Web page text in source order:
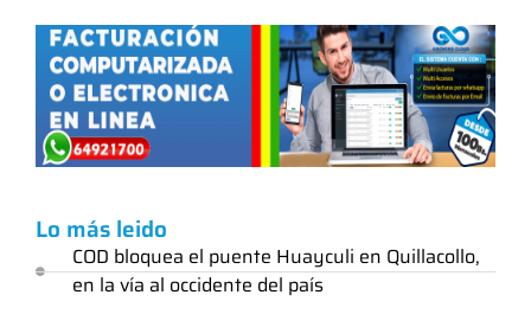
Lo más leido
COD bloquea el puente Huayculi en Quillacollo,
en la vía al occidente del país